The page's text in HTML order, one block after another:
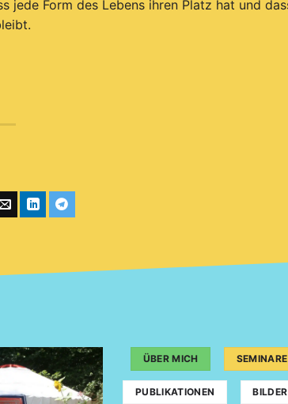
jede Form des Lebens ihren Platz hat und
ÜBER MICH SEMINARE
PUBLIKATIONEN BILDER